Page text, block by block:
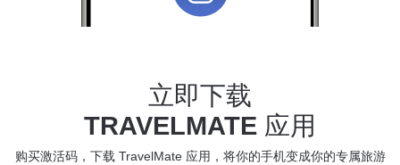
立即下载
TRAVELMATE 应用
购买激活码，下载 TravelMate 应用，将你的手机变成你的专属旅游